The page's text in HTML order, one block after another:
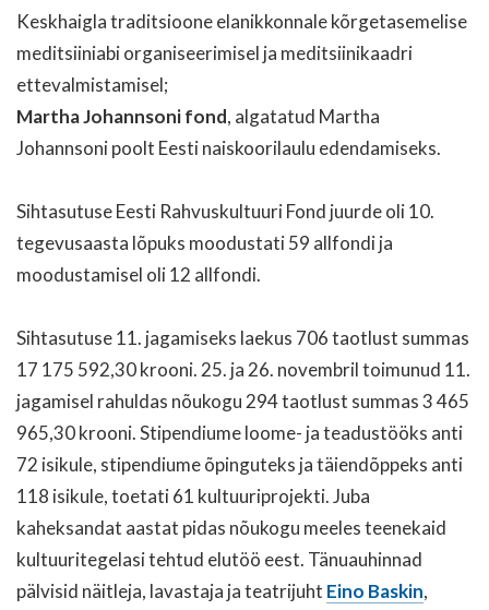
Keskhaigla traditsioone elanikkonnale kõrgetasemelise
meditsiiniabi organiseerimisel ja meditsiinikaadri
ettevalmistamisel;
Martha Johannsoni fond, algatatud Martha
Johannsoni poolt Eesti naiskoorilaulu edendamiseks.
Sihtasutuse Eesti Rahvuskultuuri Fond juurde oli 10.
tegevusaasta lõpuks moodustati 59 allfondi ja
moodustamisel oli 12 allfondi.
Sihtasutuse 11. jagamiseks laekus 706 taotlust summas
17 175 592,30 krooni. 25. ja 26. novembril toimunud 11.
jagamisel rahuldas nõukogu 294 taotlust summas 3 465
965,30 krooni. Stipendiume loome- ja teadustööks anti
72 isikule, stipendiume õpinguteks ja täiendõppeks anti
118 isikule, toetati 61 kultuuriprojekti. Juba
kaheksandat aastat pidas nõukogu meeles teenekaid
kultuuritegelasi tehtud elutöö eest. Tänuauhinnad
pälvisid näitleja, lavastaja ja teatrijuht Eino Baskin,